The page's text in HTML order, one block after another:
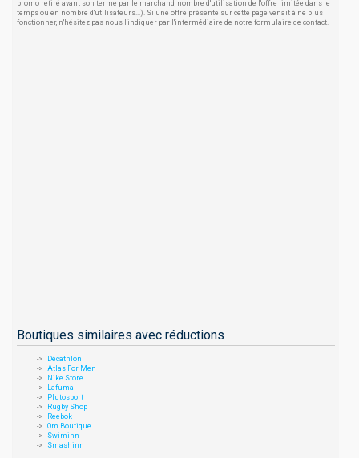
promo retiré avant son terme par le marchand, nombre d'utilisation de l'offre limitée dans le
temps ou en nombre d'utilisateurs...). Si une offre présente sur cette page venait à ne plus
fonctionner, n'hésitez pas nous l'indiquer par l'intermédiaire de notre formulaire de contact.
Boutiques similaires avec réductions
Décathlon
Atlas For Men
Nike Store
Lafuma
Plutosport
Rugby Shop
Reebok
Om Boutique
Swiminn
Smashinn